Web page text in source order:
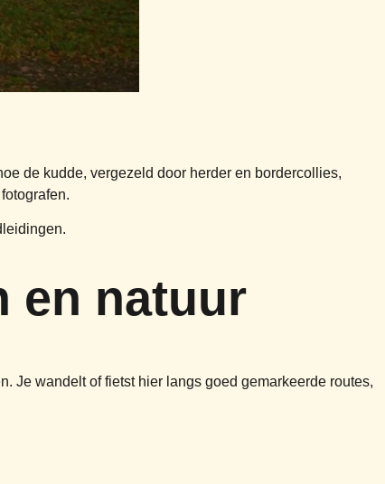
de kudde, vergezeld door herder en bordercollies,
en natuur
Je wandelt of fietst hier langs goed gemarkeerde routes,